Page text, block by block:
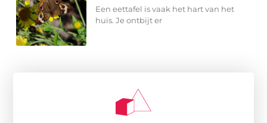
Een eettafel is vaak het hart van het
huis. Je ontbijt er